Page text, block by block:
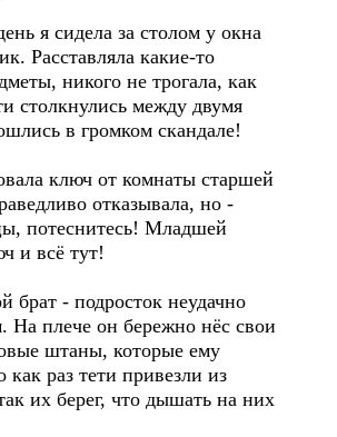
я сидела за столом у окна
Расставляла какие-то
никого не трогала, как
столкнулись между двумя
в громком скандале!
ключ от комнаты старшей
отказывала, но -
потеснитесь! Младшей
и всё тут!
брат - подросток неудачно
На плече он бережно нёс свои
штаны, которые ему
как раз тети привезли из
их берег, что дышать на них